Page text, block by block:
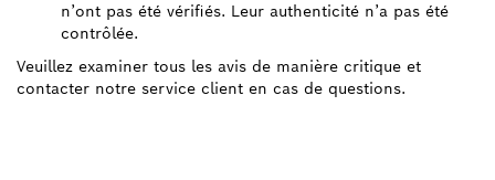
n’ont pas été vérifiés. Leur authenticité n’a pas été
contrôlée.
Veuillez examiner tous les avis de manière critique et
contacter notre service client en cas de questions.